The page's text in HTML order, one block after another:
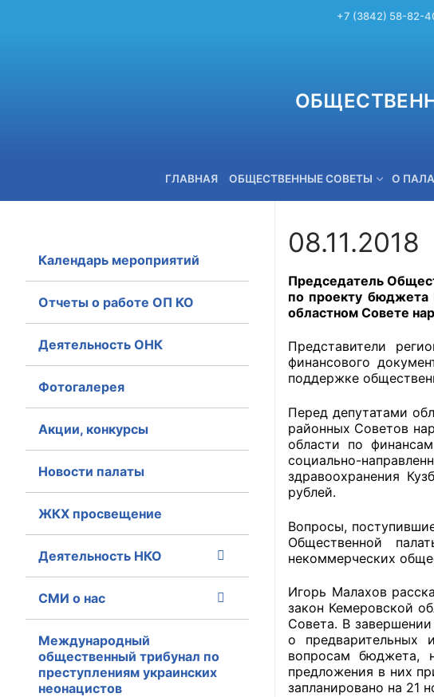
+7 (3842) 58-82-
ГЛАВНАЯ ОБЩЕСТВЕННЫЕ СОВЕТЫ О
+7 (3842) 58-82-40
Общественные советы
Общественные советы
исполнительной власти
оказания услуг
О Палате
Структура Палаты
Комиссии
Экспертный совет ОП КО
08.11.2018
Председатель
по проекту бюджета
областном Совете
Представители
финансового
поддержке
Перед депутатами
районных Советов
области по
социально-
здравоохранения
рублей.
Вопросы,
Общественной
некоммерческих
Игорь Малахов
закон Кемеровской
Совета. В
о предварительных
вопросам бюджета,
предложения в них
запланировано на 21
Календарь мероприятий
Отчеты о работе ОП КО
Деятельность ОНК
Фотогалерея
Акции, конкурсы
Новости палаты
ЖКХ просвещение
Деятельность НКО
СМИ о нас
Международный
общественный трибунал по
преступлениям украинских
неонацистов